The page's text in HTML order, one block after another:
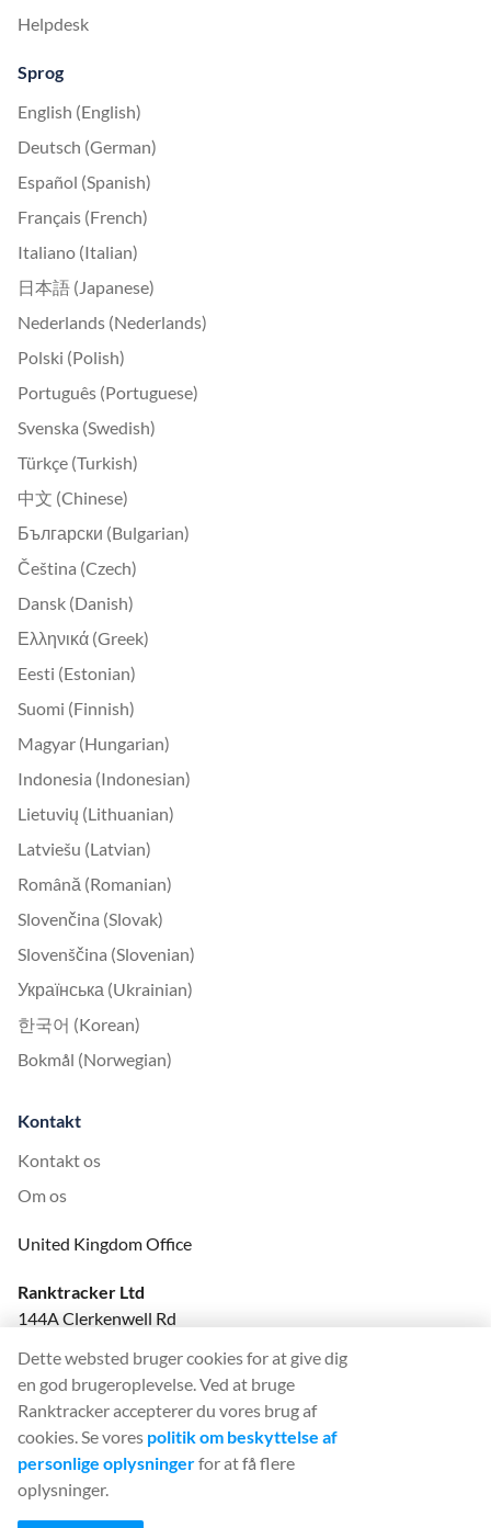
Helpdesk
Sprog
English (English)
Deutsch (German)
Español (Spanish)
Français (French)
Italiano (Italian)
日本語 (Japanese)
Nederlands (Nederlands)
Polski (Polish)
Português (Portuguese)
Svenska (Swedish)
Türkçe (Turkish)
中文 (Chinese)
Български (Bulgarian)
Čeština (Czech)
Dansk (Danish)
Ελληνικά (Greek)
Eesti (Estonian)
Suomi (Finnish)
Magyar (Hungarian)
Indonesia (Indonesian)
Lietuvių (Lithuanian)
Latviešu (Latvian)
Română (Romanian)
Slovenčina (Slovak)
Slovenščina (Slovenian)
Українська (Ukrainian)
한국어 (Korean)
Bokmål (Norwegian)
Kontakt
Kontakt os
Om os
United Kingdom Office
Ranktracker Ltd
144A Clerkenwell Rd
Company No: 08820809
felix@ranktracker.com
2015 -
Dette websted bruger cookies for at give dig
en god brugeroplevelse. Ved at bruge
Ranktracker accepterer du vores brug af
cookies. Se vores politik om beskyttelse af
personlige oplysningerfor at få flere
oplysninger.